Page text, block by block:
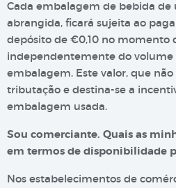
Cada embalagem de bebida de
abrangida, ficará sujeita ao
depósito de €0,10 no momento
independentemente do volume
embalagem. Este valor, que não
tributação e destina-se a
embalagem usada.
Sou comerciante. Quais as
em termos de disponibilidade
Nos estabelecimentos de